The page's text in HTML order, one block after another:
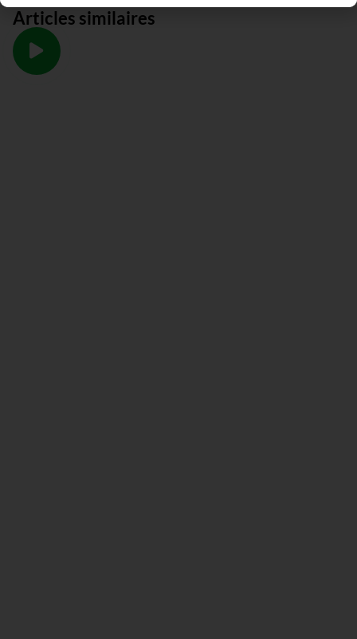
Articles similaires